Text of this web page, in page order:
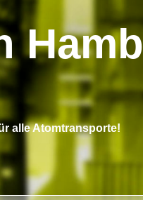
alle Atomtransporte!